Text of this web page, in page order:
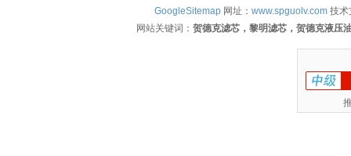
GoogleSitemap 网址： www.spguolv.com 技术
网站关键词： 贺德克滤芯，黎明滤芯，贺德克液压